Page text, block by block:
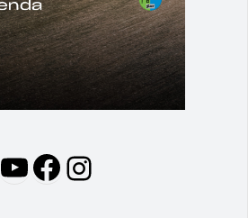
YouTube
Facebook
Instagram